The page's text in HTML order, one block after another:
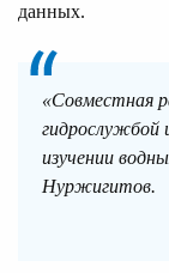
данных.
«Совместная
изучении
Нуржигитов.